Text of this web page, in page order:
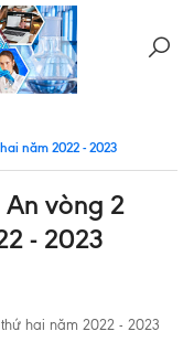
năm 2022 - 2023
An vòng 2
- 2023
hai năm 2022 - 2023